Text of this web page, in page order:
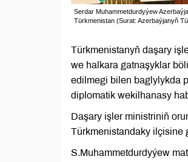
Serdar Muhammetdurdyýew
Türkmenistan (Surat: Azerbaýjanyň
Türkmenistanyň daşary
we halkara gatnaşyklar
edilmegi bilen baglylykda
diplomatik wekilhanasy
Daşary işler ministriniň
Türkmenistandaky ilçisine
S.Muhammetdurdyýew